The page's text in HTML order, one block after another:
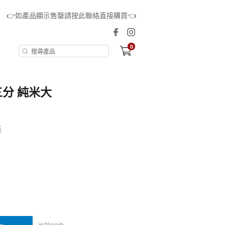
👉如產品顯示售罄請按此聯絡直接購買👈
0
純米大